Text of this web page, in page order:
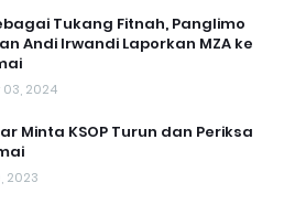
Tukang Fitnah, Panglimo
Andi Irwandi Laporkan MZA ke
03, 2024
Minta KSOP Turun dan Periksa
2023